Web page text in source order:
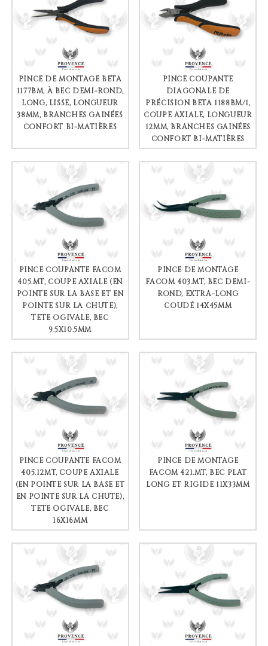
PINCE DE MONTAGE BETA
1177BM, À BEC DEMI-ROND,
LONG, LISSE, LONGUEUR
38MM, BRANCHES GAINÉES
CONFORT BI-MATIÈRES
PINCE COUPANTE
DIAGONALE DE
PRÉCISION BETA 1188BM/1,
COUPE AXIALE, LONGUEUR
12MM, BRANCHES GAINÉES
CONFORT BI-MATIÈRES
PINCE COUPANTE FACOM
405.MT, COUPE AXIALE (EN
POINTE SUR LA BASE ET EN
POINTE SUR LA CHUTE),
TÊTE OGIVALE, BEC
9.5X10.5MM
PINCE DE MONTAGE
FACOM 403.MT, BEC DEMI-
ROND, EXTRA-LONG
COUDÉ 14X45MM
PINCE COUPANTE FACOM
405.12MT, COUPE AXIALE
(EN POINTE SUR LA BASE ET
EN POINTE SUR LA CHUTE),
TÊTE OGIVALE, BEC
16X16MM
PINCE DE MONTAGE
FACOM 421.MT, BEC PLAT
LONG ET RIGIDE 11X33MM